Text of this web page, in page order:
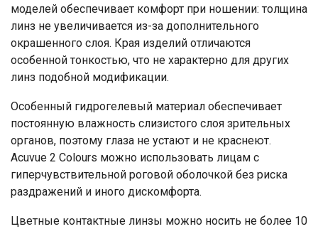
моделей обеспечивает комфорт при ношении: толщина
линз не увеличивается из-за дополнительного
окрашенного слоя. Края изделий отличаются
особенной тонкостью, что не характерно для других
линз подобной модификации.
Особенный гидрогелевый материал обеспечивает
постоянную влажность слизистого слоя зрительных
органов, поэтому глаза не устают и не краснеют.
Acuvue 2 Colours можно использовать лицам с
гиперчувствительной роговой оболочкой без риска
раздражений и иного дискомфорта.
Цветные контактные линзы можно носить не более 10